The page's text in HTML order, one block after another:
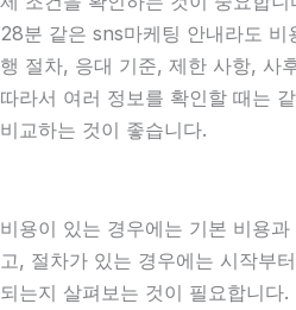
28분 같은 sns마케팅 안내라도 비
행 절차, 응대 기준, 제한 사항, 사
따라서 여러 정보를 확인할 때는
비교하는 것이 좋습니다.
비용이 있는 경우에는 기본 비용
고, 절차가 있는 경우에는 시작부
되는지 살펴보는 것이 필요합니